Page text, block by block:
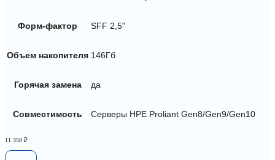
Форм-фактор SFF 2,5"
Объем накопителя 146Гб
Горячая замена да
Совместимость Серверы HPE Proliant Gen8/Gen9/Gen10
11 350 ₽